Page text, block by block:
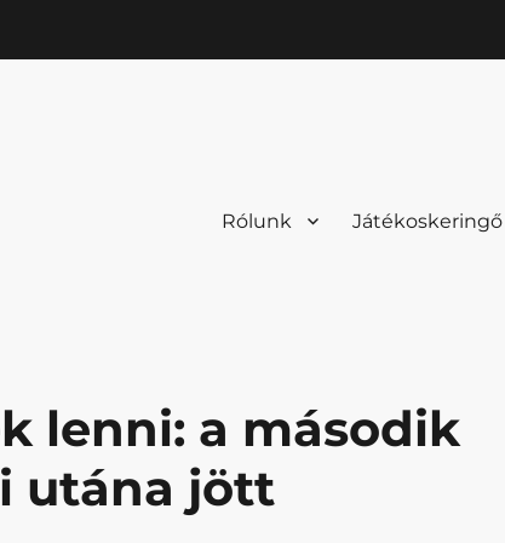
Rólunk Játékoskeringő
lenni: a második
utána jött